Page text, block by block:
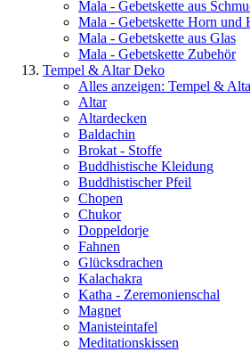
Mala - Gebetskette aus
Mala - Gebetskette Horn und
Mala - Gebetskette aus Glas
Mala - Gebetskette Zubehör
Tempel & Altar Deko
Alles anzeigen: Tempel &
Altar
Altardecken
Baldachin
Brokat - Stoffe
Buddhistische Kleidung
Buddhistischer Pfeil
Chopen
Chukor
Doppeldorje
Fahnen
Glücksdrachen
Kalachakra
Katha - Zeremonienschal
Magnet
Manisteintafel
Meditationskissen